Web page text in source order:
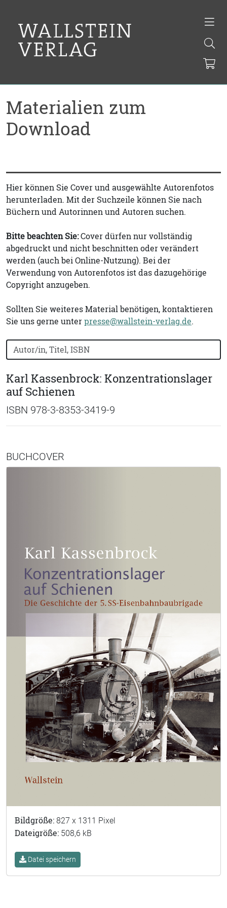
Materialien zum
Download
Hier können Sie Cover und ausgewählte Autorenfotos
herunterladen. Mit der Suchzeile können Sie nach
Büchern und Autorinnen und Autoren suchen.
Bitte beachten Sie:Cover dürfen nur vollständig
abgedruckt und nicht beschnitten oder verändert
werden (auch bei Online-Nutzung). Bei der
Verwendung von Autorenfotos ist das dazugehörige
Copyright anzugeben.
Sollten Sie weiteres Material benötigen, kontaktieren
Sie uns gerne unterpresse@wallstein-verlag.de.
Bücher nach Buchtitel, Autorennamen oder ISBN
Karl Kassenbrock: Konzentrationslager
auf Schienen
ISBN 978-3-8353-3419-9
BUCHCOVER
Bildgröße: 827 x 1311 Pixel
Dateigröße: 508,6 kB
Datei speichern